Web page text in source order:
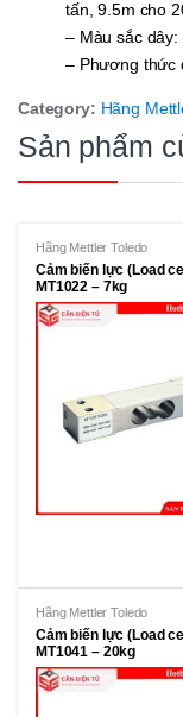
tấn, 9.5m cho
– Màu sắc
– Phương thức
Category: Hãng
Sản phẩm
Hãng Mettler Toledo
Cảm biến lực (Load
MT1022 – 7kg
Hãng Mettler Toledo
Cảm biến lực (Load
MT1041 – 20kg